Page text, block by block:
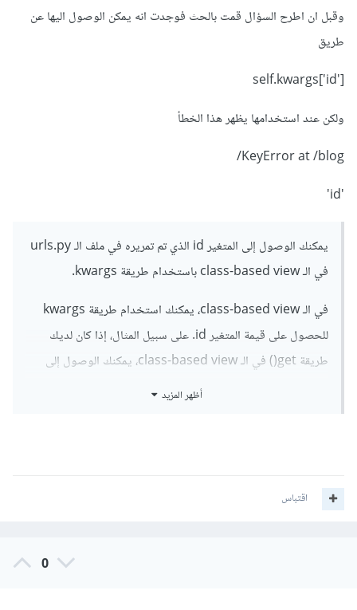
وقبل ان اطرح السؤال قمت بالحث فوجدت انه يمكن الوصول اليها عن
طريق
self.kwargs['id']
ولكن عند استخدامها يظهر هذا الخطأ
KeyError at /blog/
يمكنك الوصول إلى المتغير id الذي تم تمريره في ملف الـ urls.py
في الـ class-based view باستخدام طريقة kwargs.
في الـ class-based view، يمكنك استخدام طريقة kwargs
للحصول على قيمة المتغير id. على سبيل المثال، إذا كان لديك
طريقة get() في الـ class-based view، يمكنك الوصول إلى
from django
أظهر المزيد
اقتباس
0